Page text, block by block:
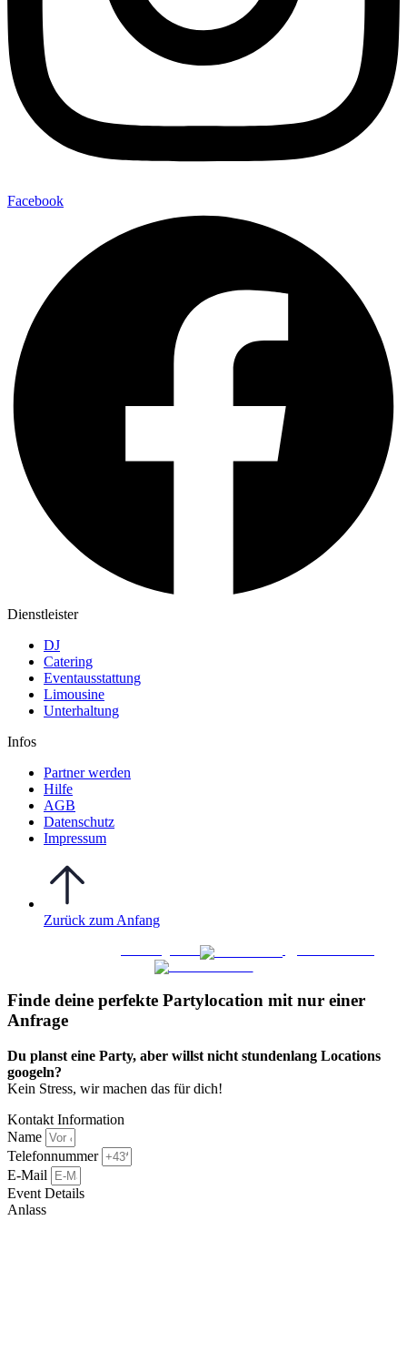
Facebook
Dienstleister
DJ
Catering
Eventausstattung
Limousine
Unterhaltung
Infos
Partner werden
Hilfe
AGB
Datenschutz
Impressum
Zurück zum Anfang
Finde deine perfekte Partylocation mit nur einer
Anfrage​
Du planst eine Party, aber willst nicht stundenlang Locations
googeln?
Kein Stress, wir machen das für dich!
Kontakt Information
Name
Telefonnummer
E-Mail
Event Details
Anlass